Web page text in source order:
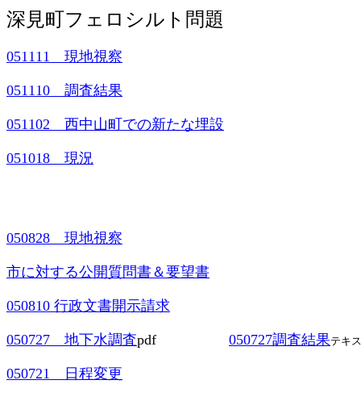
深見町フェロシルト問題
051111 現地視察
051110 調査結果
051102 西中山町での新たな埋設
051018 現況
050828 現地視察
市に対する公開質問書＆要望書
050810 行政文書開示請求
050727 地下水調査pdf 050727調査結果テキ
050721 日程変更